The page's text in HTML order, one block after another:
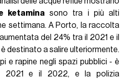
ketamina sono tra i più alti
settimana. A Porto, la raccolta
del 24% tra il 2021 e il
destinato a salire ulteriormente.
e rapine negli spazi pubblici - è
2021 e il 2022, e la polizia